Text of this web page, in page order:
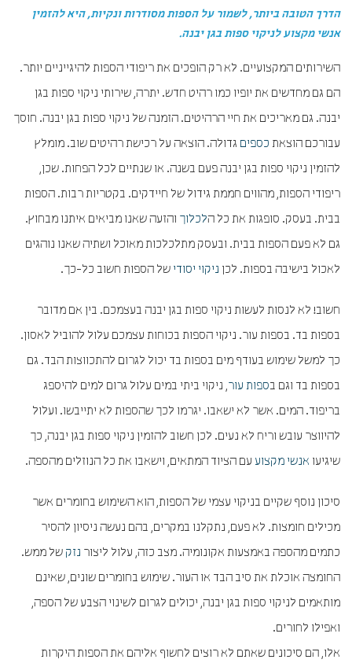
הדרך הטובה ביותר, לשמור על הספות מסודרות ונקיות, היא להזמין
אנשי מקצוע לניקוי ספות בגן יבנה.
השירותים המקצועיים. לא רק הופכים את ריפודי הספות להיגייניים יותר.
הם גם מחדשים את יופיו כמו רהיט חדש. יתרה, שירותי ניקוי ספות בגן
יבנה. גם מאריכים את חיי הרהיטים. הזמנה של ניקוי ספות בגן יבנה. חוסך
עבורכם הוצאת כספים גדולה. הוצאה על רכישת רהיטים שוב. מומלץ
להזמין ניקוי ספות בגן יבנה פעם בשנה. או שנתיים לכל הפחות. שכן,
ריפודי הספות, מהווים חממת גידול של חיידקים. בקטריות רבות. הספות
בבית. בעסק. סופגות את כל הלכלוך והזעה שאנו מביאים איתנו מבחוץ.
גם לא פעם הספות בבית. ובעסק מתלכלכות מאוכל ושתיה שאנו נוהגים
לאכול בישיבה בספות. לכן ניקוי יסודי של הספות חשוב כל-כך.
חשוב! לא לנסות לעשות ניקוי ספות בגן יבנה בעצמכם. בין אם מדובר
בספות בד. בספות עור. ניקוי הספות בכוחות עצמכם עלול להוביל לאסון.
כך למשל שימוש בעודף מים בספות בד יכול לגרום להתכווצות הבד. גם
בספות בד וגם בספות עור, ניקוי ביתי במים עלול גרום למים להיספג
בריפוד. המים. אשר לא ישאבו. יגרמו לכך שהספות לא יתייבשו. ועלול
להיווצר עובש וריח לא נעים. לכן חשוב להזמין ניקוי ספות בגן יבנה, כך
שיגיעו אנשי מקצוע עם הציוד המתאים, וישאבו את כל הנוזלים מהספה.
סיכון נוסף שקיים בניקוי עצמי של הספות, הוא השימוש בחומרים אשר
מכילים חומצות. לא פעם, נתקלנו במקרים, בהם נעשה ניסיון להסיר
כתמים מהספה באמצעות אקונומיה. מצב כזה, עלול ליצור נזק של ממש.
החומצה אוכלת את סיב הבד או העור. שימוש בחומרים שונים, שאינם
מותאמים לניקוי ספות בגן יבנה, יכולים לגרום לשינוי הצבע של הספה,
ואפילו לחורים.
אלו, הם סיכונים שאתם לא רוצים לחשוף אליהם את הספות היקרות